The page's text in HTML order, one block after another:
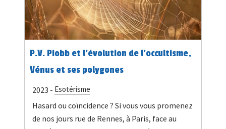
P.V. Piobb et l'évolution de l'occultisme,
Vénus et ses polygones
2023 - Esotérisme
Hasard ou coïncidence ? Si vous vous promenez
de nos jours rue de Rennes, à Paris, face au